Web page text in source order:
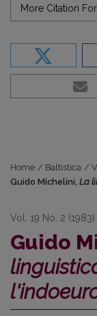
More Citation
Home / Baltistica /
Guido Michelini, La
Vol. 19 No. 2 (1983)
Guido